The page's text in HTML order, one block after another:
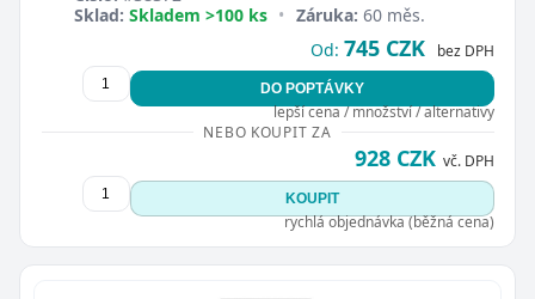
Sklad: Skladem >100 ks • Záruka: 60 měs.
Od: 745 CZK bez DPH
DO POPTÁVKY
lepší cena / množství / alternativy
NEBO KOUPIT ZA
928 CZK vč. DPH
KOUPIT
rychlá objednávka (běžná cena)